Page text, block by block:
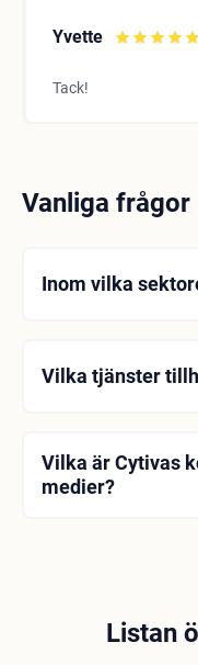
Yvette
Tack!
Vanliga frågor
Inom vilka
Vilka tjänster
analytisk
Vilka är Cytivas
medier?
Listan